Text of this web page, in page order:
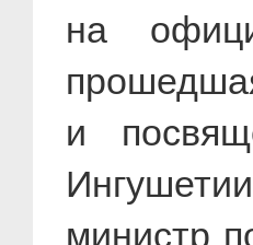
на
и
министр